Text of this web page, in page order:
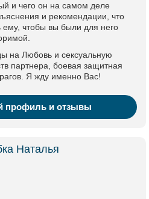
и чего он на самом деле
и рекомендации, что
ему, чтобы вы были для него
на Любовь и сексуальную
партнера, боевая защитная
Я жду именно Вас!
профиль и отзывы
Наталья